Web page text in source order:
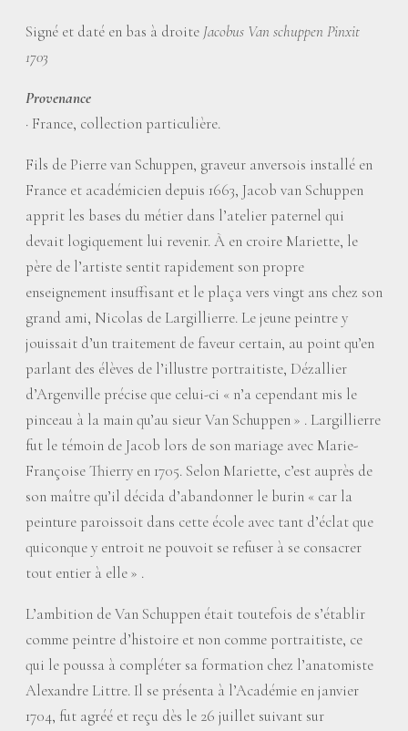
Signé et daté en bas à droite Jacobus Van schuppen Pinxit
1703
Provenance
· France, collection particulière.
Fils de Pierre van Schuppen, graveur anversois installé en
France et académicien depuis 1663, Jacob van Schuppen
apprit les bases du métier dans l’atelier paternel qui
devait logiquement lui revenir. À en croire Mariette, le
père de l’artiste sentit rapidement son propre
enseignement insuffisant et le plaça vers vingt ans chez son
grand ami, Nicolas de Largillierre. Le jeune peintre y
jouissait d’un traitement de faveur certain, au point qu’en
parlant des élèves de l’illustre portraitiste, Dézallier
d’Argenville précise que celui-ci « n’a cependant mis le
pinceau à la main qu’au sieur Van Schuppen» . Largillierre
fut le témoin de Jacob lors de son mariage avec Marie-
Françoise Thierry en 1705. Selon Mariette, c’est auprès de
son maître qu’il décida d’abandonner le burin « car la
peinture paroissoit dans cette école avec tant d’éclat que
quiconque y entroit ne pouvoit se refuser à se consacrer
tout entier à elle» .
L’ambition de Van Schuppen était toutefois de s’établir
comme peintre d’histoire et non comme portraitiste, ce
qui le poussa à compléter sa formation chez l’anatomiste
Alexandre Littre. Il se présenta à l’Académie en janvier
1704, fut agréé et reçu dès le 26 juillet suivant sur